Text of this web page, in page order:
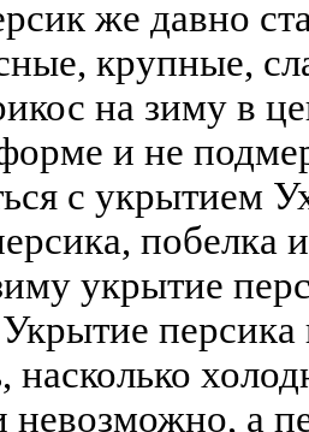
же давно
крупные,
на зиму в
и не
с укрытием
побелка
укрытие
насколько
невозможно, а